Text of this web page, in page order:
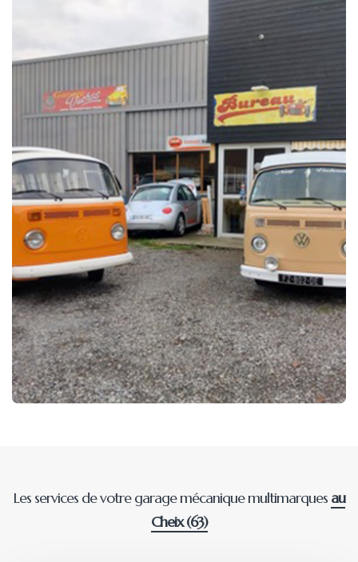
Les services de votre garage mécanique multimarques au
Cheix (63)